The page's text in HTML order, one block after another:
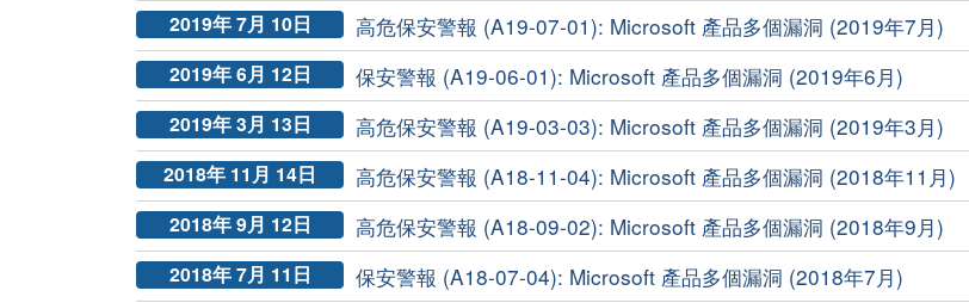
2019年 7月 10日 高危保安警報 (A19-07-01): Microsoft 產品多個漏洞 (2019年7月)
2019年 6月 12日 保安警報 (A19-06-01): Microsoft 產品多個漏洞 (2019年6月)
2019年 3月 13日 高危保安警報 (A19-03-03): Microsoft 產品多個漏洞 (2019年3月)
2018年 11月 14日 高危保安警報 (A18-11-04): Microsoft 產品多個漏洞 (2018年11月)
2018年 9月 12日 高危保安警報 (A18-09-02): Microsoft 產品多個漏洞 (2018年9月)
2018年 7月 11日 保安警報 (A18-07-04): Microsoft 產品多個漏洞 (2018年7月)